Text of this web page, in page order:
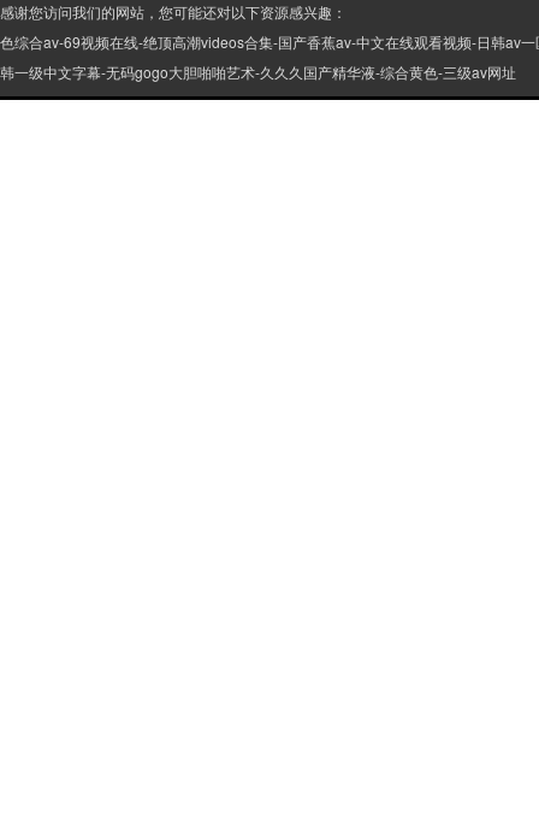
感谢您访问我们的网站，您可能还对以下资源感兴趣：
色综合av-69视频在线-绝顶高潮videos合集-国产香蕉av-中文在线观看视频-日韩av
韩一级中文字幕-无码gogo大胆啪啪艺术-久久久国产精华液-综合黄色-三级av网址